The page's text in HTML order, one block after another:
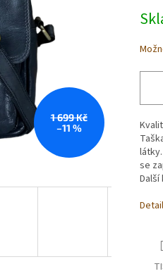
1 699 Kč
–11 %
cena:
se
Další